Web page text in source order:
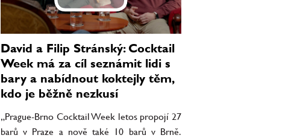
David a Filip Stránský: Cocktail
Week má za cíl seznámit lidi s
bary a nabídnout koktejly těm,
kdo je běžně nezkusí
„Prague-Brno Cocktail Week letos propojí 27
barů v Praze a nově také 10 barů v Brně.